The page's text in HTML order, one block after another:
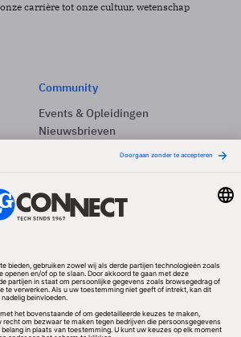
carrière tot onze cultuur, wetenschap
Community
Events & Opleidingen
Nieuwsbrieven